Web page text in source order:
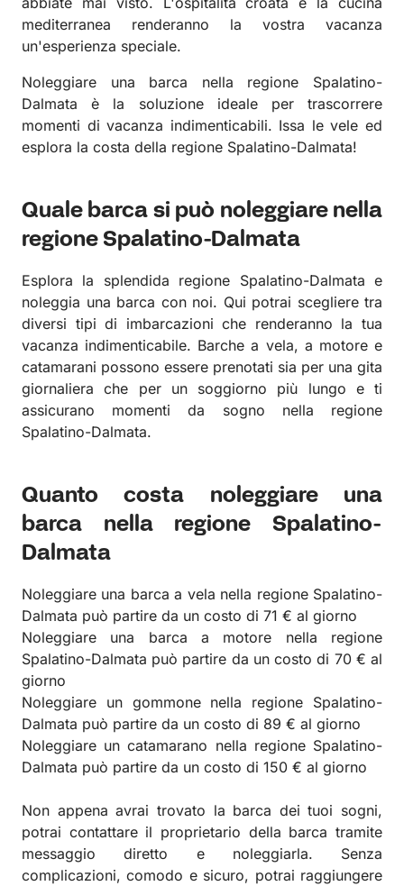
mediterranea renderanno la vostra vacanza
un'esperienza speciale.
Noleggiare una barca nella regione Spalatino-
Dalmata è la soluzione ideale per trascorrere
momenti di vacanza indimenticabili. Issa le vele ed
esplora la costa della regione Spalatino-Dalmata!
Quale barca si può noleggiare nella
regione Spalatino-Dalmata
Esplora la splendida regione Spalatino-Dalmata e
noleggia una barca con noi. Qui potrai scegliere tra
diversi tipi di imbarcazioni che renderanno la tua
vacanza indimenticabile. Barche a vela, a motore e
catamarani possono essere prenotati sia per una gita
giornaliera che per un soggiorno più lungo e ti
assicurano momenti da sogno nella regione
Spalatino-Dalmata.
Quanto costa noleggiare una
barca nella regione Spalatino-
Dalmata
Noleggiare una barca a vela nella regione Spalatino-
Dalmata può partire da un costo di 71 € al giorno
Noleggiare una barca a motore nella regione
Spalatino-Dalmata può partire da un costo di 70 € al
giorno
Noleggiare un gommone nella regione Spalatino-
Dalmata può partire da un costo di 89 € al giorno
Noleggiare un catamarano nella regione Spalatino-
Dalmata può partire da un costo di 150 € al giorno
Non appena avrai trovato la barca dei tuoi sogni,
potrai contattare il proprietario della barca tramite
messaggio diretto e noleggiarla. Senza
complicazioni, comodo e sicuro, potrai raggiungere